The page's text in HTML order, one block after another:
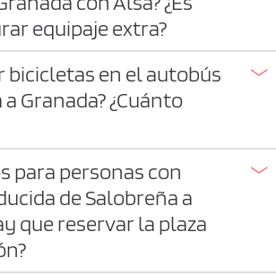
equipaje extra?
bicicletas en el autobús
Granada? ¿Cuánto
para personas con
de Salobreña a
que reservar la plaza